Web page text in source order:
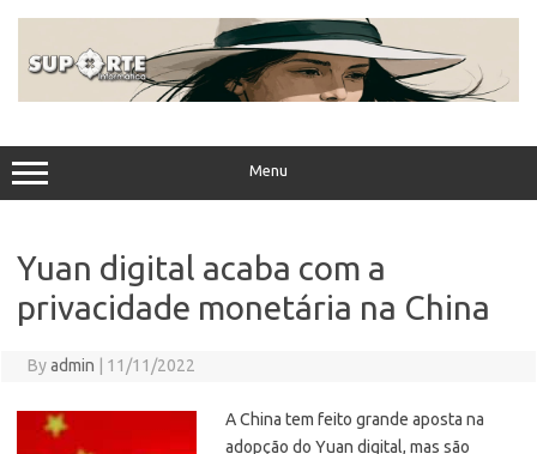
Menu
Yuan digital acaba com a
privacidade monetária na China
Byadmin 11/11/2022
A China tem feito grande aposta na
adopção do Yuan digital, mas são